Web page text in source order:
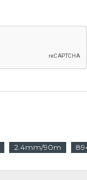
2.4mm/90m